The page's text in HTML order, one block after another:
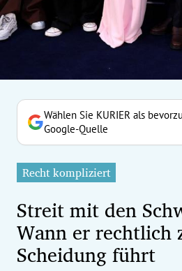
Untermenü
Untermenü
Untermenü
Untermenü
Untermenü
Untermenü
Untermenü
Untermenü
Wählen Sie KURIER als
Google-Quelle
Recht kompliziert
Streit mit den
Wann er rechtlich
Scheidung führt